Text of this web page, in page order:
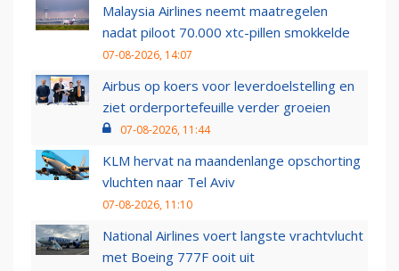
Malaysia Airlines neemt maatregelen
nadat piloot 70.000 xtc-pillen smokkelde
07-08-2026, 14:07
Airbus op koers voor leverdoelstelling en
ziet orderportefeuille verder groeien
07-08-2026, 11:44
KLM hervat na maandenlange opschorting
vluchten naar Tel Aviv
07-08-2026, 11:10
National Airlines voert langste vrachtvlucht
met Boeing 777F ooit uit